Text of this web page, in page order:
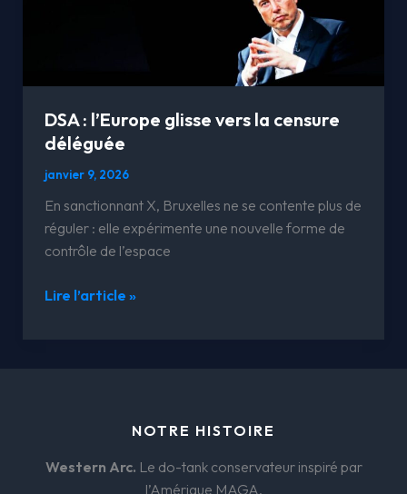
DSA : l’Europe glisse vers la censure
déléguée
janvier 9, 2026
En sanctionnant X, Bruxelles ne se contente plus de
réguler : elle expérimente une nouvelle forme de
contrôle de l’espace
Lire l’article »
NOTRE HISTOIRE
Western Arc. Le do-tank conservateur inspiré par
l’Amérique MAGA.